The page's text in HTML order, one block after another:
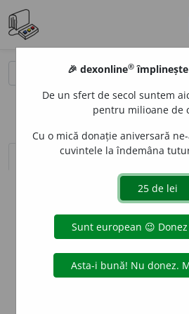
sinteza definițiilor (1) definiții
info
Aceste definiții sunt
echipa dexonline.
originale se află pe
preferințe
🎉 dexonline® împlinește
De un sfert de secol suntem
pentru milioane de
Cu o mică donație aniversară
cuvintele la îndemâna